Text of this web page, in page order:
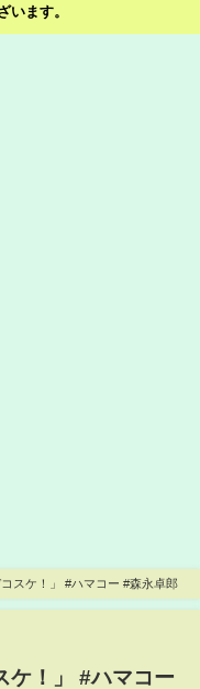
います。
スケ！」 #ハマコー #森永卓郎
ケ！」 #ハマコー